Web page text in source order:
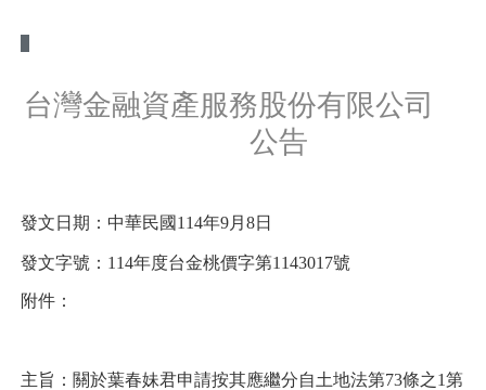
台灣金融資產服務股份有限公司
公告
發文日期：中華民國114年9月8日
發文字號：114年度台金桃價字第1143017號
附件：
主旨：關於葉春妹君申請按其應繼分自土地法第73條之1第